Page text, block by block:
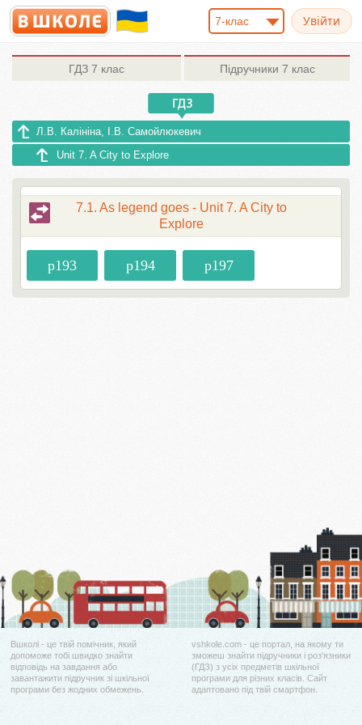
7-клас
ГДЗ 7 клас Підручники 7 клас
Л.В. Калініна, І.В. Самойлюкевич
Unit 7. A City to Explore
7.1. As legend goes - Unit 7. A City to
Explore
p193 p194 p197
Вшколі - це твій помічник, який
допоможе тобі швидко знайти
відповідь на завдання або
завантажити підручник зі шкільної
програми без жодних обмежень.
vshkole.com - це портал, на якому ти
зможеш знайти підручники і роз'язники
(ГДЗ) з усіх предметів шкільної
програми для різних класів. Сайт
адаптовано під твій смартфон.